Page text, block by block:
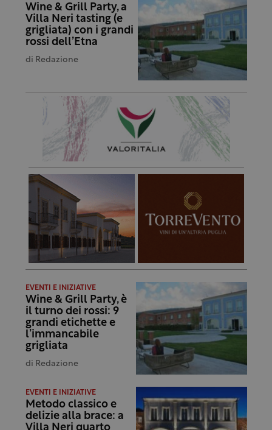
Wine & Grill Party, a
Villa Neri tasting (e
grigliata) con i grandi
rossi dell’Etna
di Redazione
EVENTI E INIZIATIVE
Wine & Grill Party, è
il turno dei rossi: 9
grandi etichette e
l’immancabile
grigliata
di Redazione
EVENTI E INIZIATIVE
Metodo classico e
delizie alla brace: a